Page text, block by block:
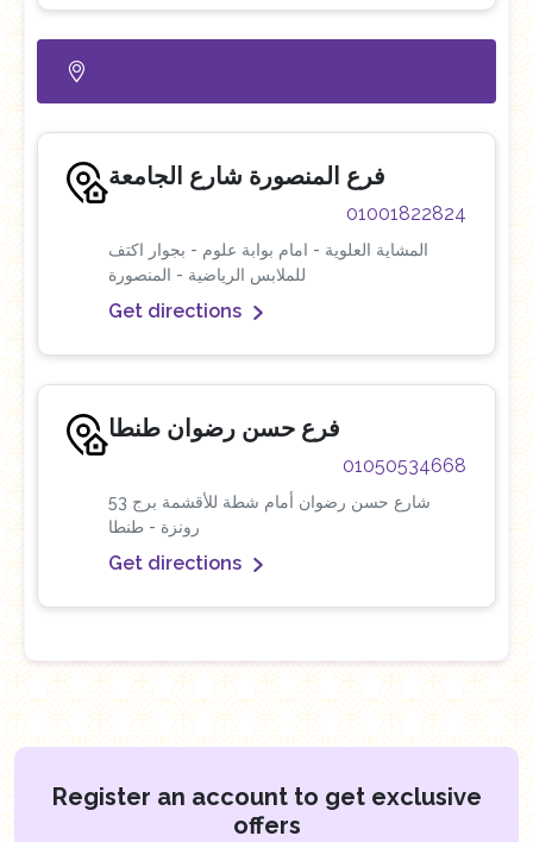
فرع المنصورة شارع الجامعة
01001822824
المشاية العلوية - امام بوابة علوم - بجوار اكتف
للملابس الرياضية - المنصورة
Get directions
فرع حسن رضوان طنطا
01050534668
53 شارع حسن رضوان أمام شطة للأقشمة برج
رونزة - طنطا
Get directions
Register an account to get exclusive
offers